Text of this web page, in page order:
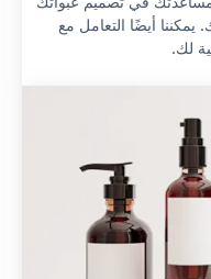
يمكننا أيضًا التعامل مع
لك.